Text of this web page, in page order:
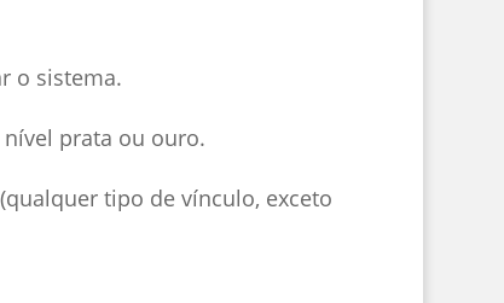
o sistema.
prata ou ouro.
tipo de vínculo, exceto